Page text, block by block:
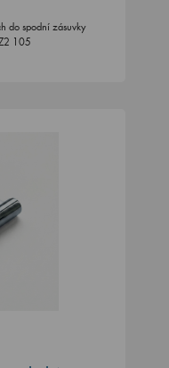
do spodní zásuvky
105